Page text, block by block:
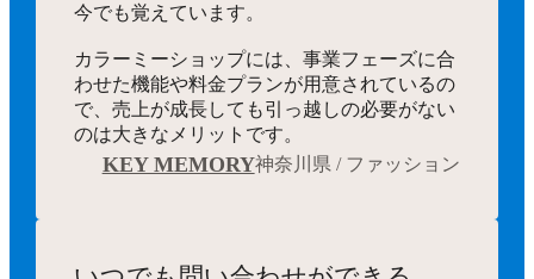
今でも覚えています。
カラーミーショップには、事業フェーズに合
わせた機能や料金プランが用意されているの
で、売上が成長しても引っ越しの必要がない
のは大きなメリットです。
KEY MEMORY神奈川県 / ファッション